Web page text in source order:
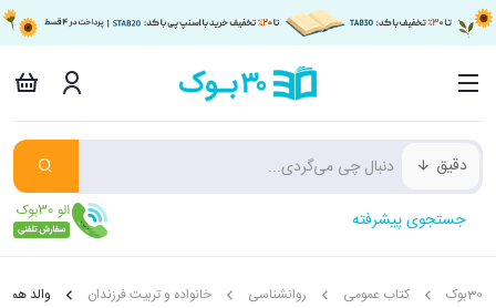
دقیق
جستجوی پیشرفته
30بوک کتاب عمومی روانشناسی خانواده و تربیت فرزندان والد